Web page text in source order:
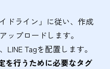
ドライン」に従い、作成
ップロードします。
Tagを配置します。
を行うために必要なタグ